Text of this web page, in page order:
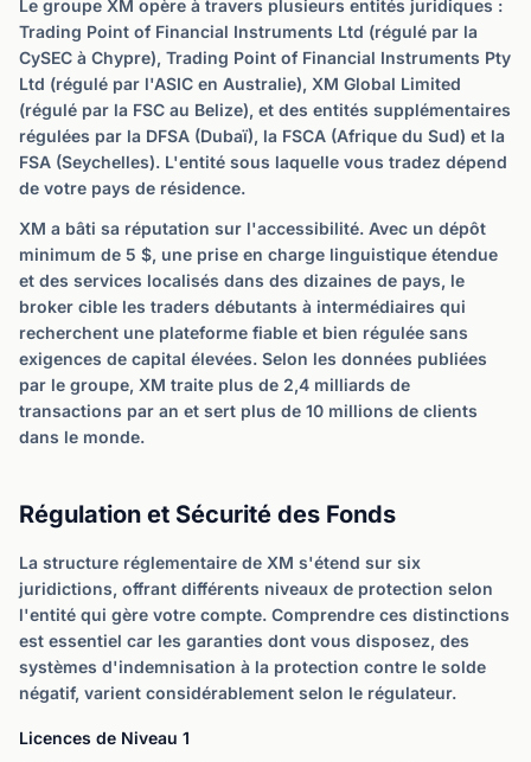
Le groupe XM opère à travers plusieurs entités juridiques :
Trading Point of Financial Instruments Ltd (régulé par la
CySEC à Chypre), Trading Point of Financial Instruments Pty
Ltd (régulé par l'ASIC en Australie), XM Global Limited
(régulé par la FSC au Belize), et des entités supplémentaires
régulées par la DFSA (Dubaï), la FSCA (Afrique du Sud) et la
FSA (Seychelles). L'entité sous laquelle vous tradez dépend
de votre pays de résidence.
XM a bâti sa réputation sur l'accessibilité. Avec un dépôt
minimum de 5 $, une prise en charge linguistique étendue
et des services localisés dans des dizaines de pays, le
broker cible les traders débutants à intermédiaires qui
recherchent une plateforme fiable et bien régulée sans
exigences de capital élevées. Selon les données publiées
par le groupe, XM traite plus de 2,4 milliards de
transactions par an et sert plus de 10 millions de clients
dans le monde.
Régulation et Sécurité des Fonds
La structure réglementaire de XM s'étend sur six
juridictions, offrant différents niveaux de protection selon
l'entité qui gère votre compte. Comprendre ces distinctions
est essentiel car les garanties dont vous disposez, des
systèmes d'indemnisation à la protection contre le solde
négatif, varient considérablement selon le régulateur.
Licences de Niveau 1